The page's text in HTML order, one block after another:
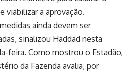
viabilizar a aprovação.
ainda devem ser
sinalizou Haddad nesta
feira. Como mostrou o Estadão,
da Fazenda avalia, por